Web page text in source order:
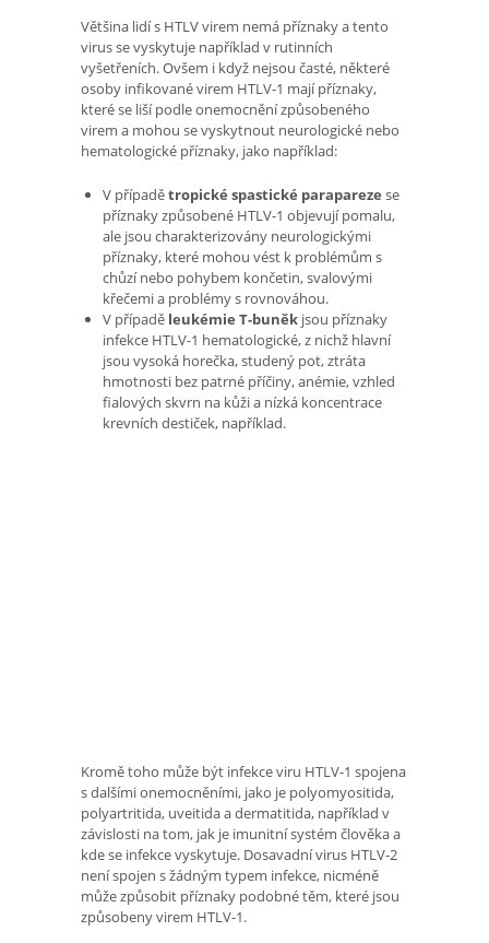
Většina lidí s HTLV virem nemá příznaky a tento
virus se vyskytuje například v rutinních
vyšetřeních. Ovšem i když nejsou časté, některé
osoby infikované virem HTLV-1 mají příznaky,
které se liší podle onemocnění způsobeného
virem a mohou se vyskytnout neurologické nebo
hematologické příznaky, jako například:
V případětropické spastické parapareze se
příznaky způsobené HTLV-1 objevují pomalu,
ale jsou charakterizovány neurologickými
příznaky, které mohou vést k problémům s
chůzí nebo pohybem končetin, svalovými
křečemi a problémy s rovnováhou.
V případě leukémie T-buněk jsou příznaky
infekce HTLV-1 hematologické, z nichž hlavní
jsou vysoká horečka, studený pot, ztráta
hmotnosti bez patrné příčiny, anémie, vzhled
fialových skvrn na kůži a nízká koncentrace
krevních destiček, například.
Kromě toho může být infekce viru HTLV-1 spojena
s dalšími onemocněními, jako je polyomyositida,
polyartritida, uveitida a dermatitida, například v
závislosti na tom, jak je imunitní systém člověka a
kde se infekce vyskytuje. Dosavadní virus HTLV-2
není spojen s žádným typem infekce, nicméně
může způsobit příznaky podobné těm, které jsou
způsobeny virem HTLV-1.